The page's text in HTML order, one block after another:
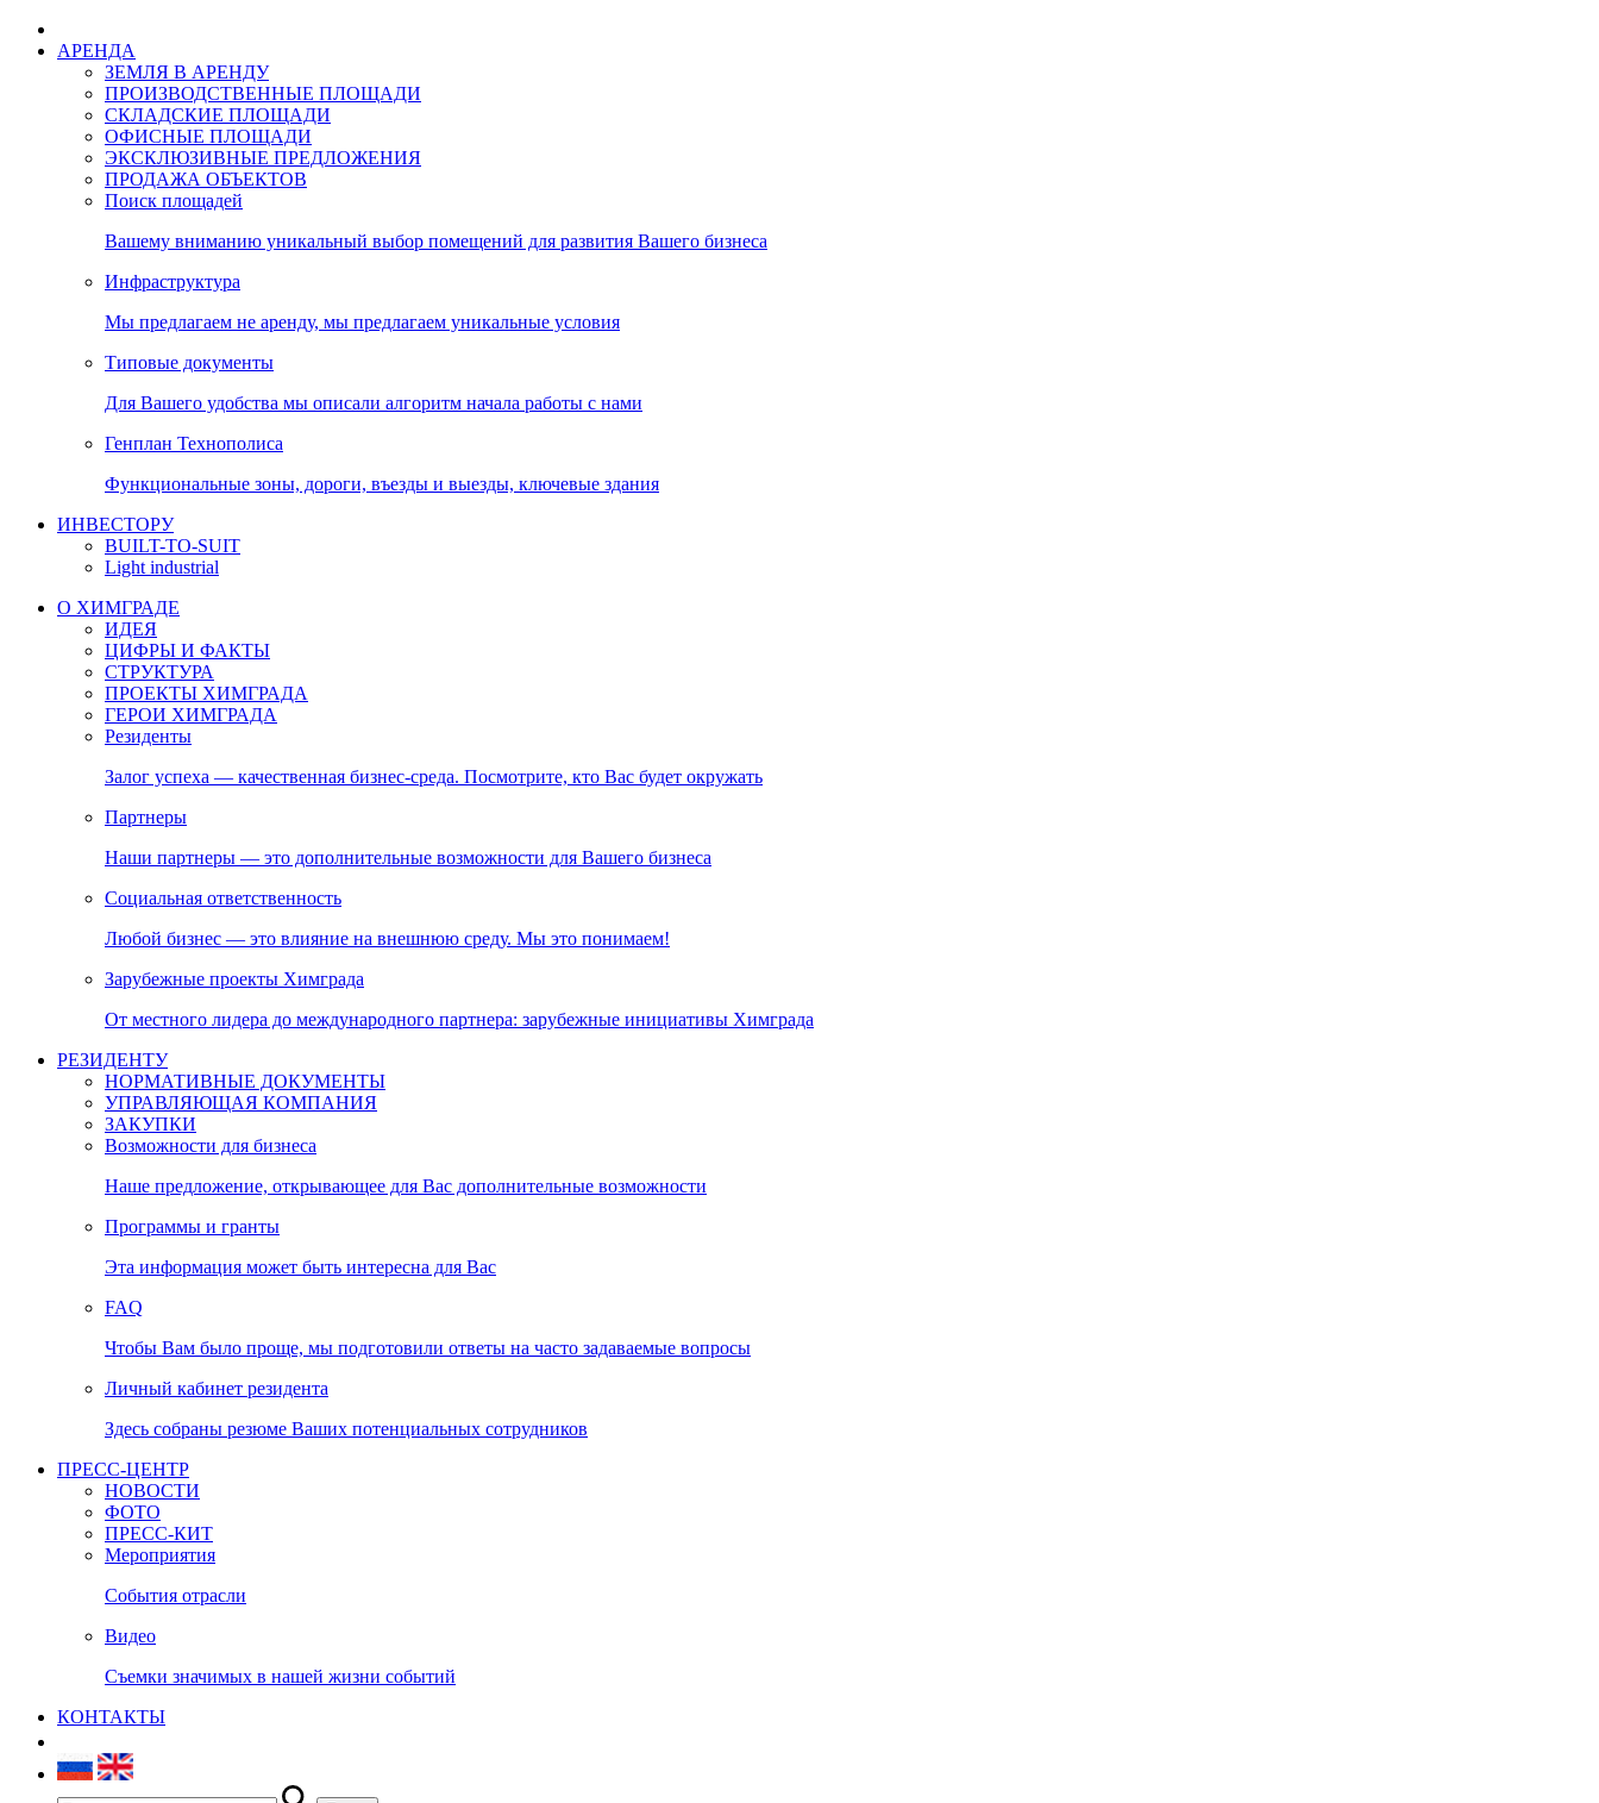
АРЕНДА
ЗЕМЛЯ В АРЕНДУ
ПРОИЗВОДСТВЕННЫЕ ПЛОЩАДИ
СКЛАДСКИЕ ПЛОЩАДИ
ОФИСНЫЕ ПЛОЩАДИ
ЭКСКЛЮЗИВНЫЕ ПРЕДЛОЖЕНИЯ
ПРОДАЖА ОБЪЕКТОВ
Поиск площадей
Вашему вниманию уникальный выбор помещений для развития Вашего бизнеса
Инфраструктура
Мы предлагаем не аренду, мы предлагаем уникальные условия
Типовые документы
Для Вашего удобства мы описали алгоритм начала работы с нами
Генплан Технополиса
Функциональные зоны, дороги, въезды и выезды, ключевые здания
ИНВЕСТОРУ
BUILT-TO-SUIT
Light industrial
О ХИМГРАДЕ
ИДЕЯ
ЦИФРЫ И ФАКТЫ
СТРУКТУРА
ПРОЕКТЫ ХИМГРАДА
ГЕРОИ ХИМГРАДА
Резиденты
Залог успеха — качественная бизнес-среда. Посмотрите, кто Вас будет окружать
Партнеры
Наши партнеры — это дополнительные возможности для Вашего бизнеса
Социальная ответственность
Любой бизнес — это влияние на внешнюю среду. Мы это понимаем!
Зарубежные проекты Химграда
От местного лидера до международного партнера: зарубежные инициативы Химграда
РЕЗИДЕНТУ
НОРМАТИВНЫЕ ДОКУМЕНТЫ
УПРАВЛЯЮЩАЯ КОМПАНИЯ
ЗАКУПКИ
Возможности для бизнеса
Наше предложение, открывающее для Вас дополнительные возможности
Программы и гранты
Эта информация может быть интересна для Вас
FAQ
Чтобы Вам было проще, мы подготовили ответы на часто задаваемые вопросы
Личный кабинет резидента
Здесь собраны резюме Ваших потенциальных сотрудников
ПРЕСС-ЦЕНТР
НОВОСТИ
ФОТО
ПРЕСС-КИТ
Мероприятия
События отрасли
Видео
Съемки значимых в нашей жизни событий
КОНТАКТЫ